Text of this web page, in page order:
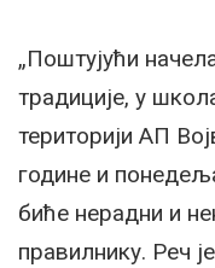
„Поштујући
традиције, у
територији АП
године и
биће нерадни и
правилнику. Реч